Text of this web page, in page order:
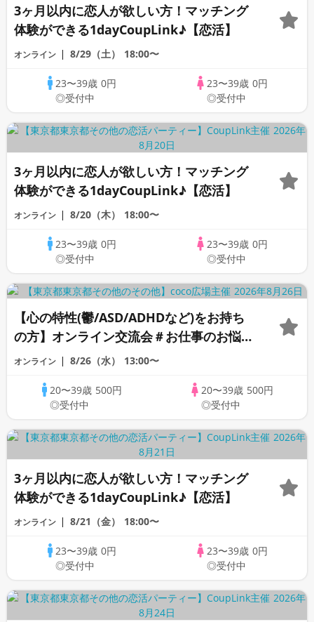
3ヶ月以内に恋人が欲しい方！マッチング
体験ができる1dayCoupLink♪【恋活】
オンライン 8/29（土） 18:00〜
23〜39歳0円
◎受付中
23〜39歳 0円
◎受付中
3ヶ月以内に恋人が欲しい方！マッチング
体験ができる1dayCoupLink♪【恋活】
オンライン 8/20（木） 18:00〜
23〜39歳0円
◎受付中
23〜39歳 0円
◎受付中
【心の特性(鬱/ASD/ADHDなど)をお持ち
の方】オンライン交流会＃お仕事のお悩み
編《20代30代限定》
オンライン 8/26（水） 13:00〜
20〜39歳 500円
◎受付中
20〜39歳 500円
◎受付中
3ヶ月以内に恋人が欲しい方！マッチング
体験ができる1dayCoupLink♪【恋活】
オンライン 8/21（金） 18:00〜
23〜39歳0円
◎受付中
23〜39歳 0円
◎受付中